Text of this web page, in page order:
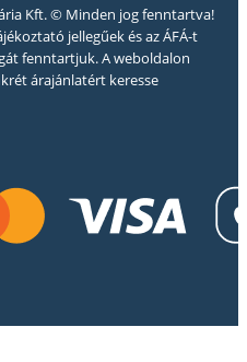
Kft. © Minden jog fenntartva!
jellegűek és az ÁFÁ-t
fenntartjuk. A weboldalon
árajánlatért keresse